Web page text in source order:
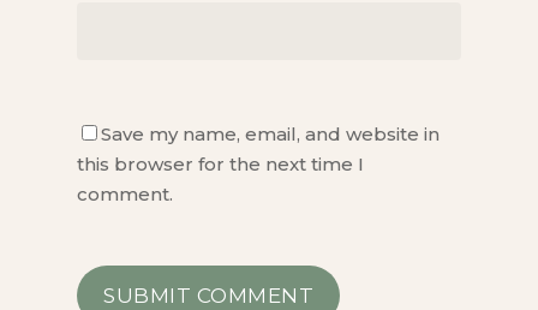
Save my name, email, and website in
this browser for the next time I
comment.